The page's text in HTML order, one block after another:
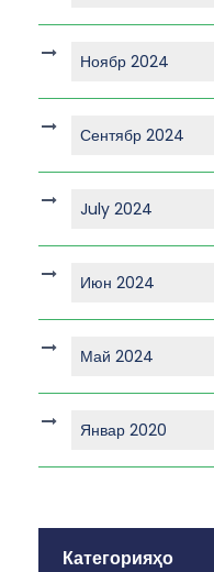
Ноябр 2024
Сентябр 2024
July 2024
Июн 2024
Май 2024
Январ 2020
Категорияҳо